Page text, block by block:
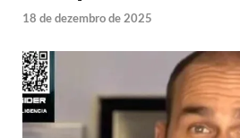
18 de dezembro de 2025